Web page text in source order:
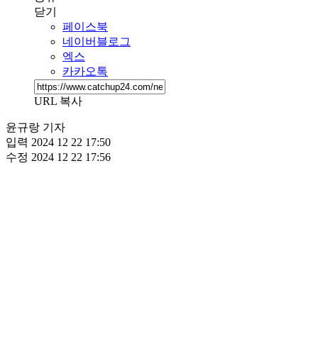
닫기
페이스북
네이버블로그
엑스
카카오톡
URL 복사
윤규랑 기자
입력 2024 12 22 17:50
수정 2024 12 22 17:56